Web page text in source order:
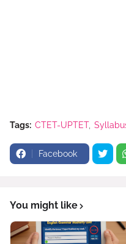
Tags: CTET-UPTET
Facebook
You might like